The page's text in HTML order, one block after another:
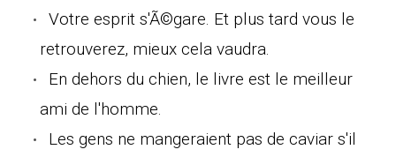
Votre esprit s'Ã©gare. Et plus tard vous le
retrouverez, mieux cela vaudra.
En dehors du chien, le livre est le meilleur
ami de l'homme.
Les gens ne mangeraient pas de caviar s'il